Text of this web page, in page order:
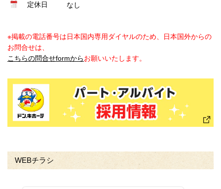
定休日 なし
※掲載の電話番号は日本国内専用ダイヤルのため、日本国外からの
お問合せは、
こちらの問合せformからお願いいたします。
WEBチラシ